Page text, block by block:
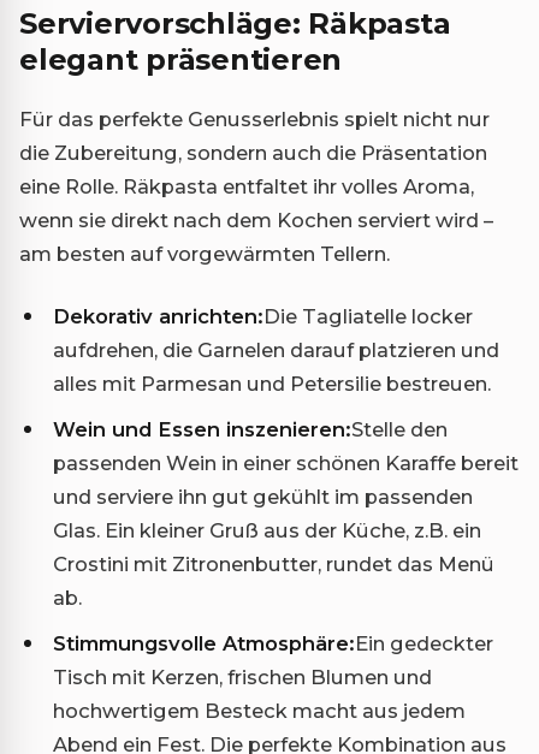
Serviervorschläge: Räkpasta
elegant präsentieren
Für das perfekte Genusserlebnis spielt nicht nur
die Zubereitung, sondern auch die Präsentation
eine Rolle. Räkpasta entfaltet ihr volles Aroma,
wenn sie direkt nach dem Kochen serviert wird –
am besten auf vorgewärmten Tellern.
Dekorativ anrichten:Die Tagliatelle locker
aufdrehen, die Garnelen darauf platzieren und
alles mit Parmesan und Petersilie bestreuen.
Wein und Essen inszenieren:Stelle den
passenden Wein in einer schönen Karaffe bereit
und serviere ihn gut gekühlt im passenden
Glas. Ein kleiner Gruß aus der Küche, z.B. ein
Crostini mit Zitronenbutter, rundet das Menü
ab.
Stimmungsvolle Atmosphäre:Ein gedeckter
Tisch mit Kerzen, frischen Blumen und
hochwertigem Besteck macht aus jedem
Abend ein Fest. Die perfekte Kombination aus